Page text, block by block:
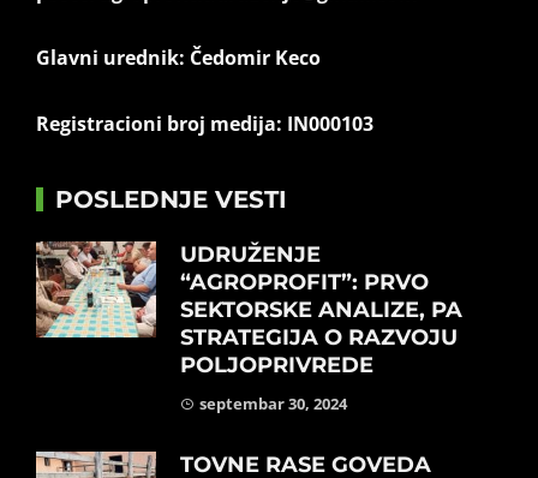
Glavni urednik: Čedomir Keco
Registracioni broj medija: IN000103
POSLEDNJE VESTI
UDRUŽENJE
“AGROPROFIT”: PRVO
SEKTORSKE ANALIZE, PA
STRATEGIJA O RAZVOJU
POLJOPRIVREDE
septembar 30, 2024
TOVNE RASE GOVEDA